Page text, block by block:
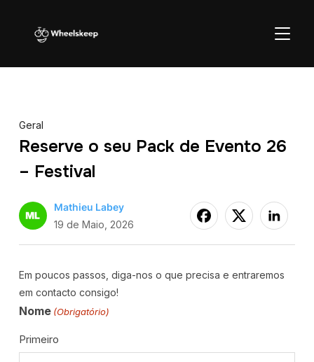
Geral
Reserve o seu Pack de Evento 26
– Festival
Mathieu Labey
19 de Maio, 2026
Em poucos passos, diga-nos o que precisa e entraremos
em contacto consigo!
Nome (Obrigatório)
Primeiro